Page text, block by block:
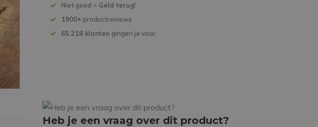
Niet goed = Geld terug!
1900+ productreviews
65.218 klanten gingen je voor
Heb je een vraag over dit product?